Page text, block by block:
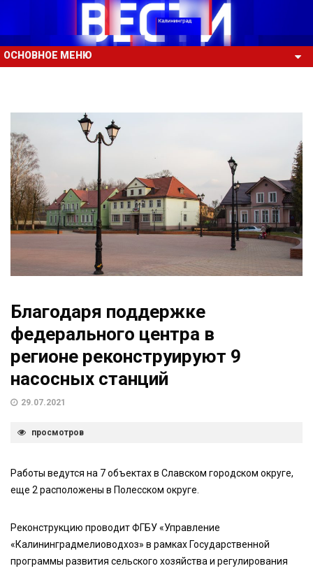
ОСНОВНОЕ МЕНЮ
Благодаря поддержке
федерального центра в
регионе реконструируют 9
насосных станций
29.07.2021
просмотров
Работы ведутся на 7 объектах в Славском городском округе,
еще 2 расположены в Полесском округе.
Реконструкцию проводит ФГБУ «Управление
«Калининградмелиоводхоз» в рамках Государственной
программы развития сельского хозяйства и регулирования